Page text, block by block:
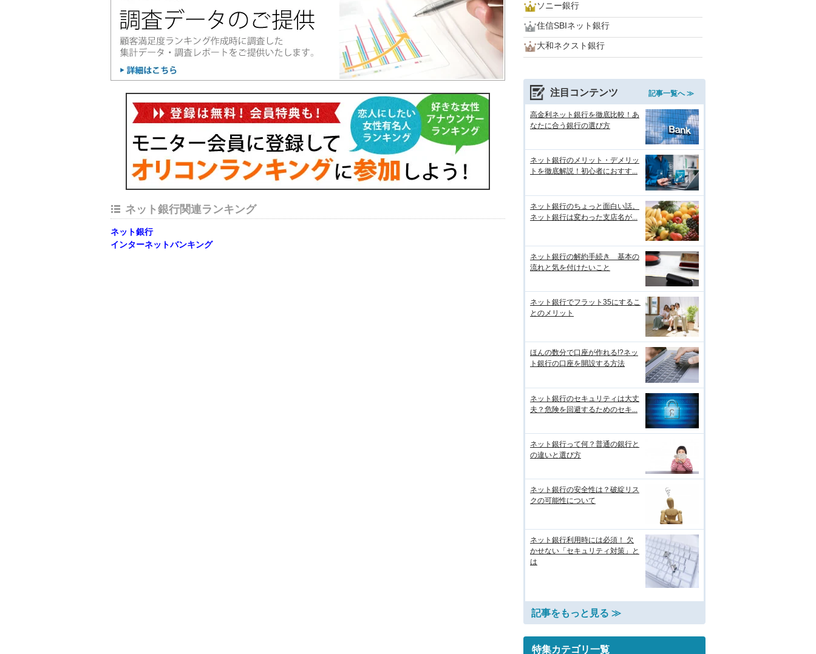
ネット銀行関連ランキング
ネット銀行
インターネットバンキング
ソニー銀行
住信SBIネット銀行
大和ネクスト銀行
注目コンテンツ 記事一覧へ ≫
高金利ネット銀行を徹底比較！あ
なたに合う銀行の選び方
ネット銀行のメリット・デメリッ
トを徹底解説！初心者におすす...
ネット銀行のちょっと面白い話。
ネット銀行は変わった支店名が...
ネット銀行の解約手続き 基本の
流れと気を付けたいこと
ネット銀行でフラット35にするこ
とのメリット
ほんの数分で口座が作れる!?ネッ
ト銀行の口座を開設する方法
ネット銀行のセキュリティは大丈
夫？危険を回避するためのセキ...
ネット銀行って何？普通の銀行と
の違いと選び方
ネット銀行の安全性は？破綻リス
クの可能性について
ネット銀行利用時には必須！ 欠
かせない「セキュリティ対策」と
は
記事をもっと見る ≫
特集カテゴリ一覧